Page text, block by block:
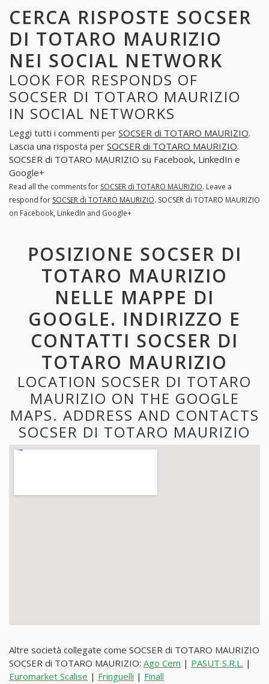
CERCA RISPOSTE SOCSER
DI TOTARO MAURIZIO
NEI SOCIAL NETWORK
LOOK FOR RESPONDS OF
SOCSER DI TOTARO MAURIZIO
IN SOCIAL NETWORKS
Leggi tutti i commenti per SOCSER di TOTARO MAURIZIO.
Lascia una risposta per SOCSER di TOTARO MAURIZIO.
SOCSER di TOTARO MAURIZIO su Facebook, LinkedIn e
Google+
Read all the comments for SOCSER di TOTARO MAURIZIO. Leave a
respond for SOCSER di TOTARO MAURIZIO. SOCSER di TOTARO MAURIZIO
on Facebook, LinkedIn and Google+
POSIZIONE SOCSER DI
TOTARO MAURIZIO
NELLE MAPPE DI
GOOGLE. INDIRIZZO E
CONTATTI SOCSER DI
TOTARO MAURIZIO
LOCATION SOCSER DI TOTARO
MAURIZIO ON THE GOOGLE
MAPS. ADDRESS AND CONTACTS
SOCSER DI TOTARO MAURIZIO
Altre società collegate come SOCSER di TOTARO MAURIZIO
SOCSER di TOTARO MAURIZIO: Ago Cem | PASUT S.R.L. |
Euromarket Scalise | Fringuelli | Finall